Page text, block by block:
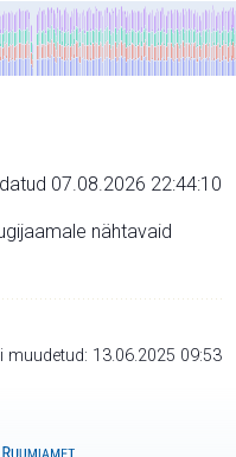
07.08.2026 22:44:10
nähtavaid
muudetud: 13.06.2025 09:53